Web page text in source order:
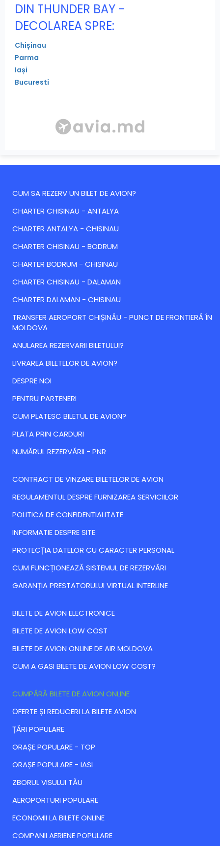
DIN THUNDER BAY -
DECOLAREA SPRE:
Chișinau
Parma
Iași
Bucuresti
CUM SA REZERV UN BILET DE AVION?
CHARTER CHISINAU - ANTALYA
CHARTER ANTALYA - CHISINAU
CHARTER CHISINAU - BODRUM
CHARTER BODRUM - CHISINAU
CHARTER CHISINAU - DALAMAN
CHARTER DALAMAN - CHISINAU
TRANSFER AEROPORT CHIȘINĂU - PUNCT DE FRONTIERĂ ÎN
MOLDOVA
ANULAREA REZERVARII BILETULUI?
LIVRAREA BILETELOR DE AVION?
DESPRE NOI
PENTRU PARTENERI
CUM PLATESC BILETUL DE AVION?
PLATA PRIN CARDURI
NUMĂRUL REZERVĂRII - PNR
CONTRACT DE VINZARE BILETELOR DE AVION
REGULAMENTUL DESPRE FURNIZAREA SERVICIILOR
POLITICA DE CONFIDENTIALITATE
INFORMATIE DESPRE SITE
PROTECȚIA DATELOR CU CARACTER PERSONAL
CUM FUNCȚIONEAZĂ SISTEMUL DE REZERVĂRI
GARANȚIA PRESTATORULUI VIRTUAL INTERLINE
BILETE DE AVION ELECTRONICE
BILETE DE AVION LOW COST
BILETE DE AVION ONLINE DE AIR MOLDOVA
CUM A GASI BILETE DE AVION LOW COST?
CUMPĂRĂ BILETE DE AVION ONLINE
ОFERTE ȘI REDUCERI LA BILETE AVION
ȚĂRI POPULARE
ORAȘE POPULARE - TOP
ORAȘE POPULARE - IASI
ZBORUL VISULUI TĂU
AEROPORTURI POPULARE
ECONOMII LA BILETE ONLINE
COMPANII AERIENE POPULARE